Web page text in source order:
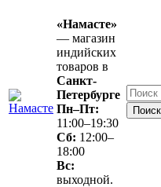
«Намасте»
— магазин
индийских
товаров в
Санкт-
Петербурге
Пн–Пт:
11:00–19:30
Сб: 12:00–
18:00
Вс:
выходной.